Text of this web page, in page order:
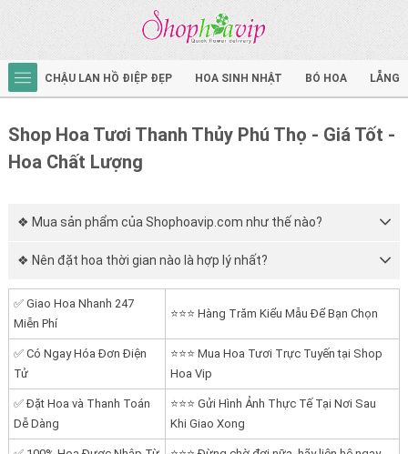
CHẬU LAN HỒ ĐIỆP ĐẸP HOA SINH NHẬT BÓ HOA LẴNG
Shop Hoa Tươi Thanh Thủy Phú Thọ - Giá Tốt -
Hoa Chất Lượng
❖ Mua sản phẩm của Shophoavip.com như thế nào?
❖ Nên đặt hoa thời gian nào là hợp lý nhất?
✅ Giao Hoa Nhanh 247
Miễn Phí
⭐⭐⭐ Hàng Trăm Kiểu Mẫu Để Bạn Chọn
✅ Có Ngay Hóa Đơn Điện
Tử
⭐⭐⭐ Mua Hoa Tươi Trực Tuyến tại Shop
Hoa Vip
✅ Đặt Hoa và Thanh Toán
Dễ Dàng
⭐⭐⭐ Gửi Hình Ảnh Thực Tế Tại Nơi Sau
Khi Giao Xong